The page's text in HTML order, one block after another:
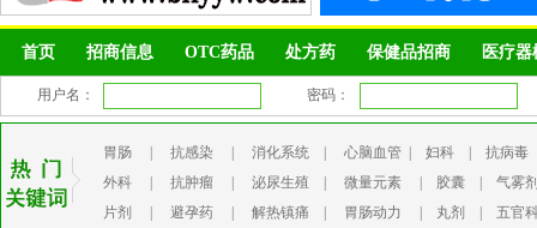
首页 招商信息 OTC药品 处方药 保健品招商 医疗器
用户名： 密码：
胃肠 抗感染 消化系统 心脑血管 妇科 抗病毒
外科
抗肿瘤 泌尿生殖 微量元素 胶囊
气雾
片剂
避孕药 解热镇痛 胃肠动力 丸剂 五官